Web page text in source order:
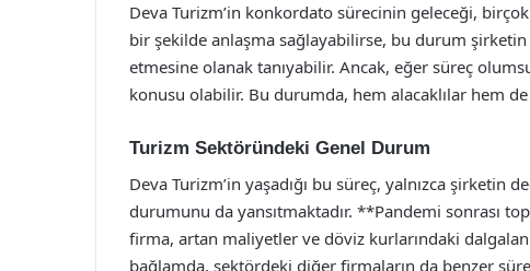
Deva Turizm’in konkordato sürecinin geleceği, birçok
bir şekilde anlaşma sağlayabilirse, bu durum
etmesine olanak tanıyabilir. Ancak, eğer süreç
konusu olabilir. Bu durumda, hem alacaklılar hem
Turizm Sektöründeki Genel Durum
Deva Turizm’in yaşadığı bu süreç, yalnızca
durumunu da yansıtmaktadır. **Pandemi sonrası
firma, artan maliyetler ve döviz kurlarındaki
bağlamda, sektördeki diğer firmaların da benzer